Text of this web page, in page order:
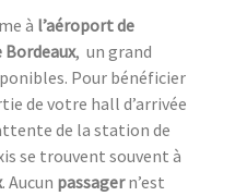
à l’aéroport de
Bordeaux, un grand
Pour bénéficier
de votre hall d’arrivée
de la station de
se trouvent souvent à
. Aucun passagern’est